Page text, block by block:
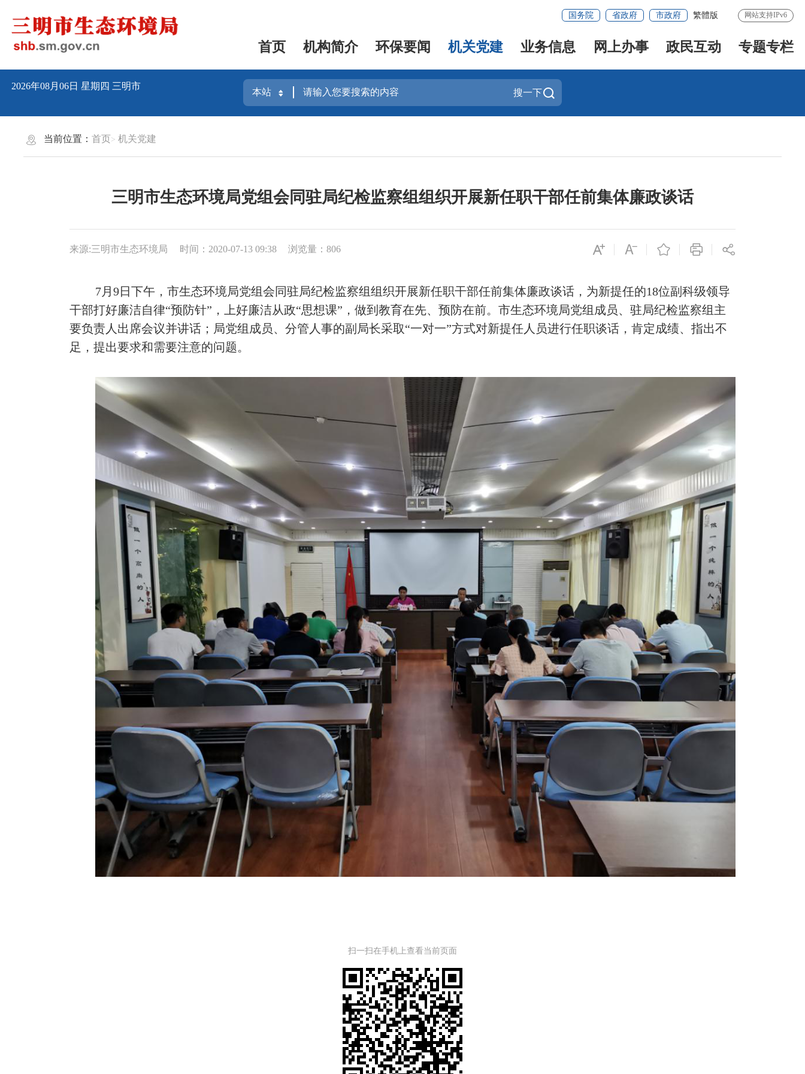
国务院 省政府 市政府 繁體版 网站支持IPv6
首页 机构简介 环保要闻 机关党建 业务信息 网上办事 政民互动 专题专栏
2026年08月06日星期四 三明市
搜一下
当前位置：首页 机关党建
三明市生态环境局党组会同驻局纪检监察组组织开展新任职干部任前集体廉政谈话
来源:三明市生态环境局 时间：2020-07-13 09:38 浏览量：806
7月9日下午，市生态环境局党组会同驻局纪检监察组组织开展新任职干部任前集体廉政谈话，为新提任的18位副科级领导
干部打好廉洁自律“预防针”，上好廉洁从政“思想课”，做到教育在先、预防在前。市生态环境局党组成员、驻局纪检监察组主
要负责人出席会议并讲话；局党组成员、分管人事的副局长采取“一对一”方式对新提任人员进行任职谈话，肯定成绩、指出不
足，提出要求和需要注意的问题。
扫一扫在手机上查看当前页面